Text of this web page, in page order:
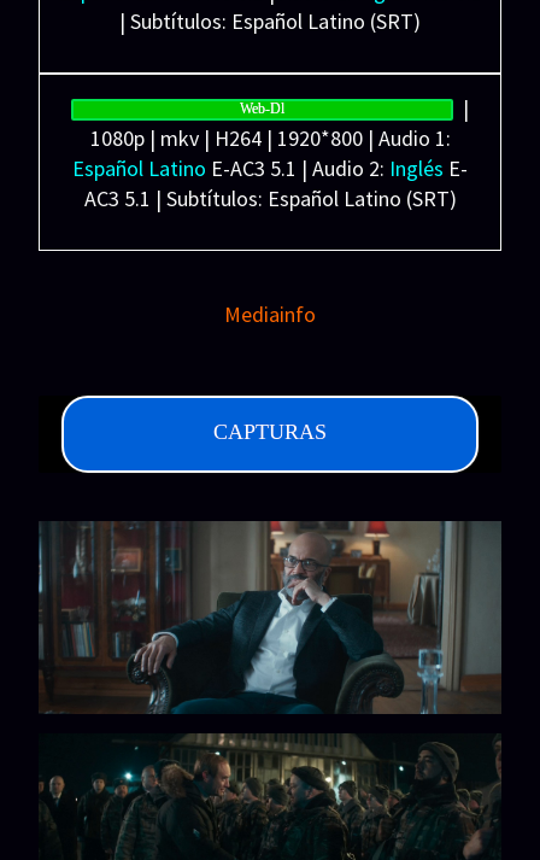
| Subtítulos: Español Latino (SRT)
Web-Dl
|
1080p | mkv | H264 | 1920*800 | Audio 1:
Español Latino E-AC3 5.1 | Audio 2: Inglés E-
AC3 5.1 | Subtítulos: Español Latino (SRT)
Mediainfo
CAPTURAS